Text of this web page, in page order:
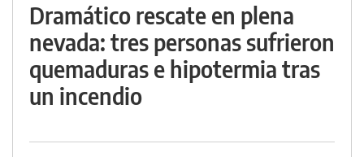
Dramático rescate en plena
nevada: tres personas sufrieron
quemaduras e hipotermia tras
un incendio